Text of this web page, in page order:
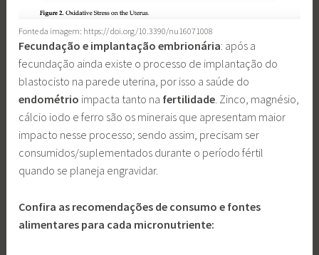
Fonte da imagem: https:// doi.org/10.3390/nu16071008
Fecundação e implantação embrionária: após a
fecundação ainda existe o processo de implantação do
blastocisto na parede uterina, por isso a saúde do
endométrio impacta tanto na fertilidade. Zinco, magnésio,
cálcio iodo e ferro são os minerais que apresentam maior
impacto nesse processo; sendo assim, precisam ser
consumidos/suplementados durante o período fértil
quando se planeja engravidar.
Confira as recomendações de consumo e fontes
alimentares para cada micronutriente: